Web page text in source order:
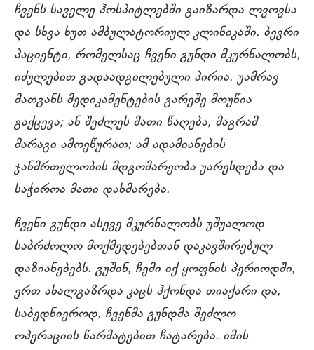
ჩვენს საველე ჰოსპიტლებში გაიზარდა ლვოვსა
და სხვა ხუთ ამბულატორიულ კლინიკაში. ბევრი
პაციენტი, რომელსაც ჩვენი გუნდი მკურნალობს,
იძულებით გადაადგილებული პირია. უამრავ
მათგანს მედიკამენტების გარეშე მოუწია
გაქცევა; ან შეძლეს მათი წაღება, მაგრამ
მარაგი ამოეწურათ; ამ ადამიანების
ჯანმრთელობის მდგომარეობა უარესდება და
საჭიროა მათი დახმარება.
ჩვენი გუნდი ასევე მკურნალობს უშუალოდ
საბრძოლო მოქმედებებთან დაკავშირებულ
დაზიანებებს. გუშინ, ჩემი იქ ყოფნის პერიოდში,
ერთ ახალგაზრდა კაცს ჰქონდა თიაქარი და,
საბედნიეროდ, ჩვენმა გუნდმა შეძლო
ოპერაციის წარმატებით ჩატარება. იმის